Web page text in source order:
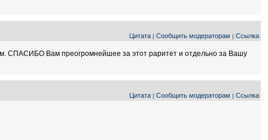
Цитата | Сообщить модераторам | Ссылка
СПАСИБО Вам преогромнейшее за этот раритет и отдельно за Вашу
Цитата | Сообщить модераторам | Ссылка